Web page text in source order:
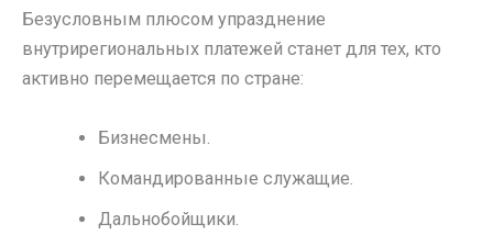
Безусловным плюсом упразднение
внутрирегиональных платежей станет для тех, кто
активно перемещается по стране:
Бизнесмены.
Командированные служащие.
Дальнобойщики.